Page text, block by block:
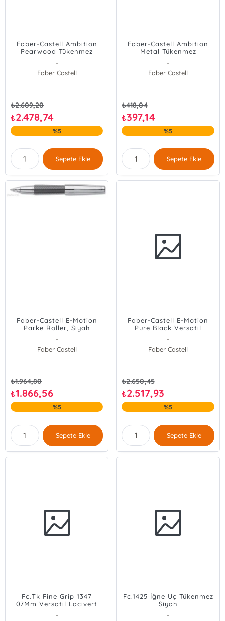
Faber-Castell Ambition
Pearwood Tükenmez
-
Faber Castell
₺2.609,20
₺2.478,74
%5
Sepete Ekle
Faber-Castell Ambition
Metal Tükenmez
-
Faber Castell
₺418,04
₺397,14
%5
Sepete Ekle
Faber-Castell E-Motion
Parke Roller, Siyah
-
Faber Castell
₺1.964,80
₺1.866,56
%5
Sepete Ekle
Faber-Castell E-Motion
Pure Black Versatil
-
Faber Castell
₺2.650,45
₺2.517,93
%5
Sepete Ekle
Fc.Tk Fine Grip 1347
07Mm Versatil Lacivert
-
Fc.1425 İğne Uç Tükenmez
Siyah
-